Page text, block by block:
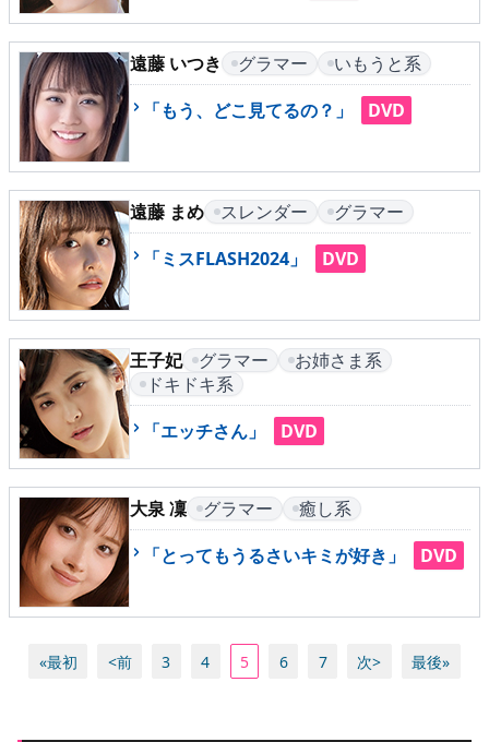
▶会社概要
▶お問い合わせフォーム
遠藤 いつき グラマー
いもうと系
「もう、どこ見てるの？」
DVD
遠藤 まめ スレンダー
グラマー
「ミスFLASH2024」
DVD
王子妃 グラマー
お姉さま系
ドキドキ系
「エッチさん」
DVD
大泉 凜 グラマー
癒し系
「とってもうるさいキミが好き」
DVD
«最初 <前 3 4 5 6 7 次> 最後»